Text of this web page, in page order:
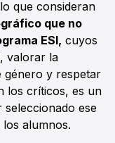
que consideran
que no
ESI, cuyos
valorar la
género y respetar
los críticos, es un
ese
alumnos.